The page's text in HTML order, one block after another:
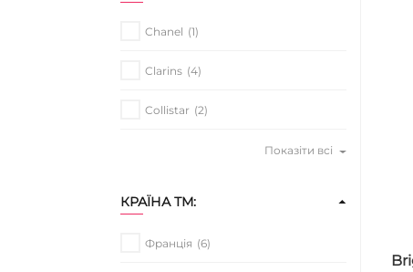
Chanel (1)
Clarins (4)
Collistar (2)
Показіти всі
КРАЇНА ТМ:
Франція (6)